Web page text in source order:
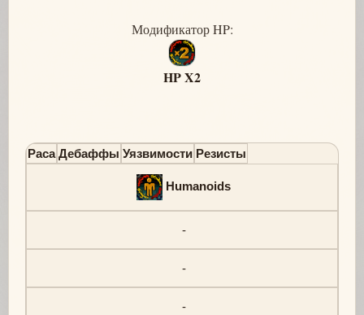
Модификатор HP:
HP X2
Раса Дебаффы Уязвимости Резисты
Humanoids
-
-
-